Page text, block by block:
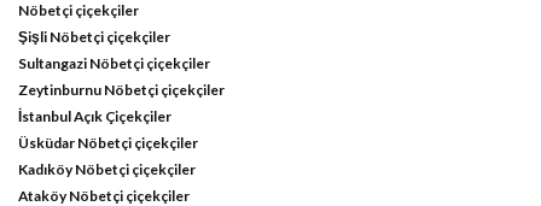
Nöbetçi çiçekçiler
Şişli Nöbetçi çiçekçiler
Sultangazi Nöbetçi çiçekçiler
Zeytinburnu Nöbetçi çiçekçiler
İstanbul Açık Çiçekçiler
Üsküdar Nöbetçi çiçekçiler
Kadıköy Nöbetçi çiçekçiler
Ataköy Nöbetçi çiçekçiler